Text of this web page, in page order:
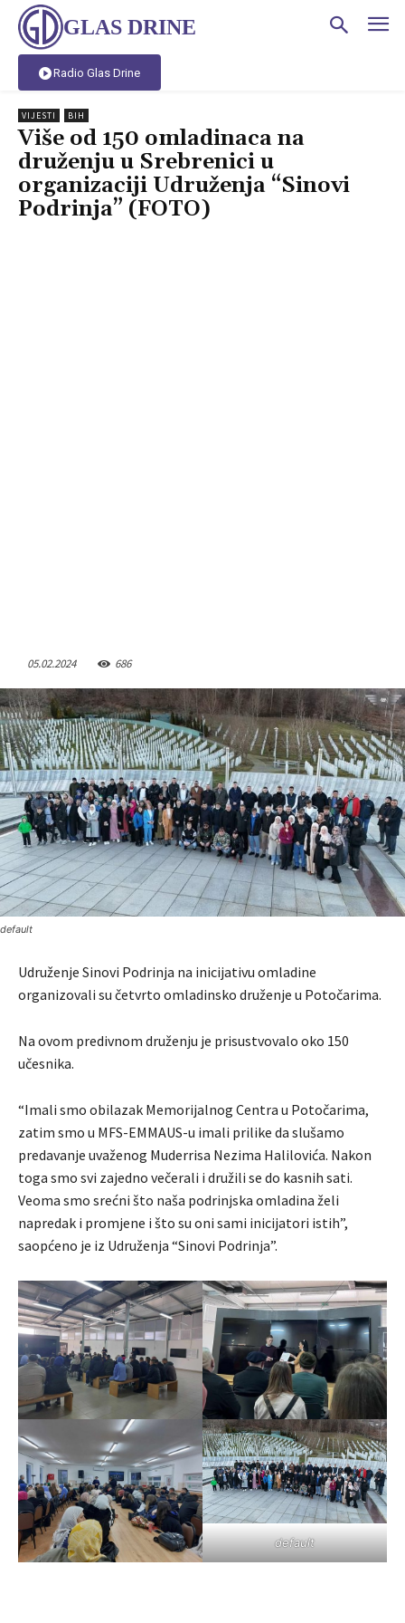
GLAS DRINE
Radio Glas Drine
VIJESTI BIH
Više od 150 omladinaca na
druženju u Srebrenici u
organizaciji Udruženja “Sinovi
Podrinja” (FOTO)
05.02.2024 686
default
Udruženje Sinovi Podrinja na inicijativu omladine
organizovali su četvrto omladinsko druženje u Potočarima.
Na ovom predivnom druženju je prisustvovalo oko 150
učesnika.
“Imali smo obilazak Memorijalnog Centra u Potočarima,
zatim smo u MFS-EMMAUS-u imali prilike da slušamo
predavanje uvaženog Muderrisa Nezima Halilovića. Nakon
toga smo svi zajedno večerali i družili se do kasnih sati.
Veoma smo srećni što naša podrinjska omladina želi
napredak i promjene i što su oni sami inicijatori istih”,
saopćeno je iz Udruženja “Sinovi Podrinja”.
default